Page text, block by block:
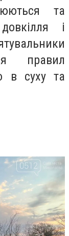
та
і
правил
в суху та